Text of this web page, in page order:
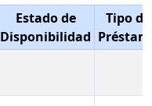
Estado de
Disponibilidad
Tipo de